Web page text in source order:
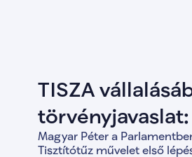
TISZA
Tisztítótűz
Magyar Péter a
Tisztítótűz művelet első